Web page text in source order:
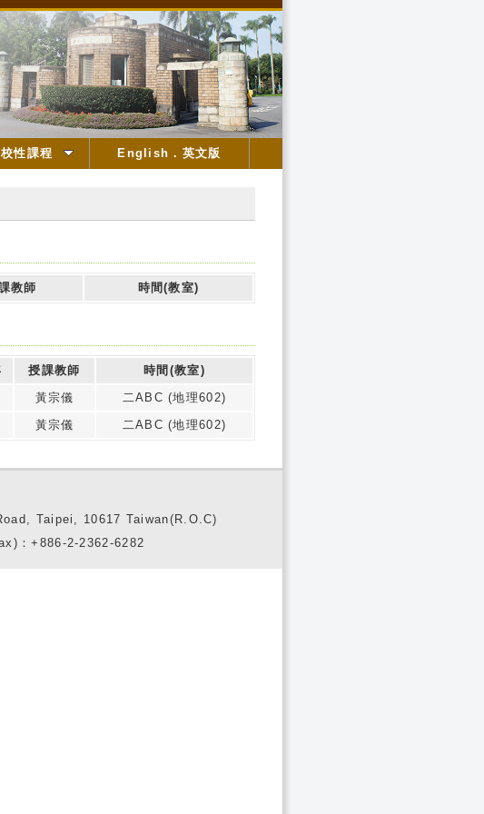
性課程 English．英文版
教師 時間(教室)
授課教師
時間(教室)
黃宗儀
二ABC (地理602)
黃宗儀 二ABC (地理602)
Taipei, 10617 Taiwan(R.O.C)
：+886-2-2362-6282